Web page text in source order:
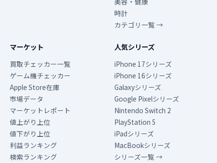
時計
カテゴリ一覧 →
マーケット
買取チェッカー一覧
ゲーム機チェッカー
Apple Store在庫
市場データ
マーケットレポート
値上がり上位
値下がり上位
利益ランキング
検索ランキング
人気シリーズ
iPhone 17シリーズ
iPhone 16シリーズ
Galaxyシリーズ
Google Pixelシリーズ
Nintendo Switch 2
PlayStation 5
iPadシリーズ
MacBookシリーズ
シリーズ一覧 →